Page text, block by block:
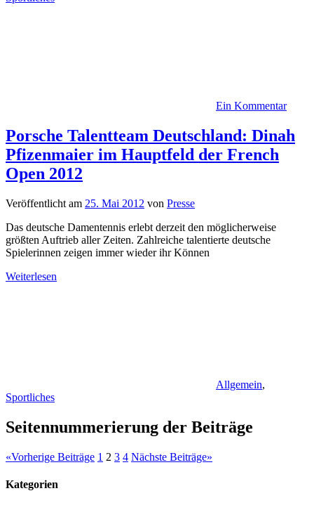
Ein Kommentar
Porsche Talentteam Deutschland: Dinah
Pfizenmaier im Hauptfeld der French
Open 2012
Veröffentlicht am 25. Mai 2012 von Presse
Das deutsche Damentennis erlebt derzeit den möglicherweise
größten Auftrieb aller Zeiten. Zahlreiche talentierte deutsche
Spielerinnen zeigen immer wieder ihr Können
Weiterlesen
Allgemein,
Sportliches
Seitennummerierung der Beiträge
«Vorherige Beiträge 1 2 3 4 Nächste Beiträge»
Kategorien